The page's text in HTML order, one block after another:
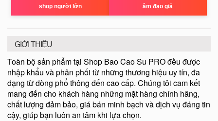
shop người lớn âm đạo giả
GIỚI THIỆU
Toàn bộ sản phẩm tại Shop Bao Cao Su PRO đều được
nhập khẩu và phân phối từ những thương hiệu uy tín, đa
dạng từ dòng phổ thông đến cao cấp. Chúng tôi cam kết
mang đến cho khách hàng những mặt hàng chính hãng,
chất lượng đảm bảo, giá bán minh bạch và dịch vụ đáng tin
cậy, giúp bạn luôn an tâm khi lựa chọn.